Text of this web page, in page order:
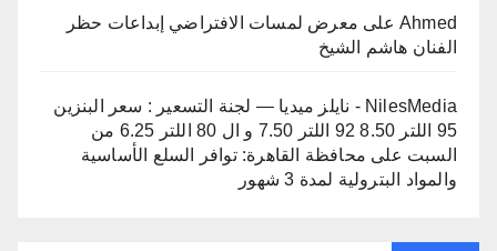
Ahmed على معرض لمسات الافتراضي إبداعات حظر
الفنان هاشم الشيخ
NilesMedia - نايلز ميديا — لجنة التسعير : سعر البنزين
95 اللتر 8.50 92 اللتر 7.50 و ال 80 اللتر 6.25 من
السبت على محافظة القاهرة: توافر السلع الأساسية
والمواد البترولية لمدة 3 شهور